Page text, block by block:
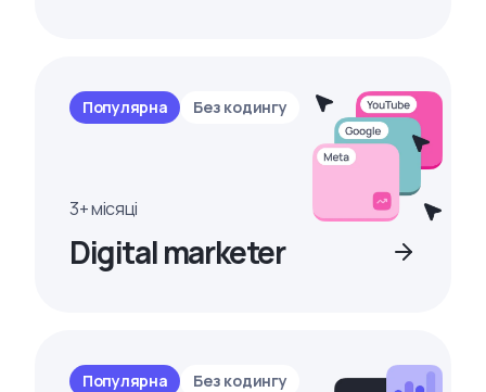
Популярна Без кодингу
3+ місяці
Digital marketer
Популярна Без кодингу